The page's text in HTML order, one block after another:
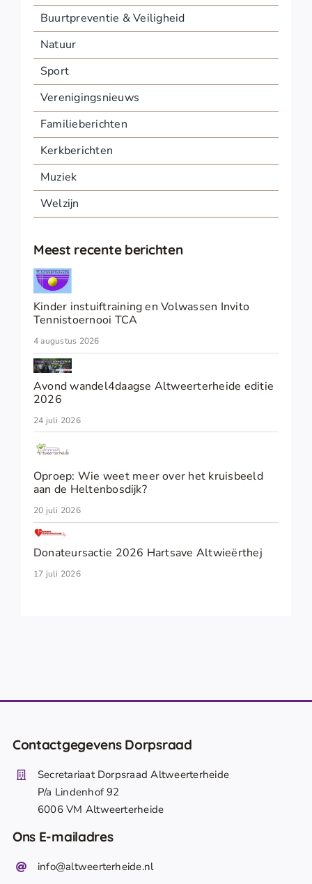
Buurtpreventie & Veiligheid
Natuur
Sport
Verenigingsnieuws
Familieberichten
Kerkberichten
Muziek
Welzijn
Meest recente berichten
Kinder instuiftraining en Volwassen Invito
Tennistoernooi TCA
4 augustus 2026
Avond wandel4daagse Altweerterheide editie
2026
24 juli 2026
Oproep: Wie weet meer over het kruisbeeld
aan de Heltenbosdijk?
20 juli 2026
Donateursactie 2026 Hartsave Altwieërthej
17 juli 2026
Contactgegevens Dorpsraad
Secretariaat Dorpsraad Altweerterheide
P/a Lindenhof 92
6006 VM Altweerterheide
Ons E-mailadres
info@altweerterheide.nl